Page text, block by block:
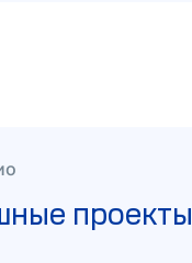
проекты